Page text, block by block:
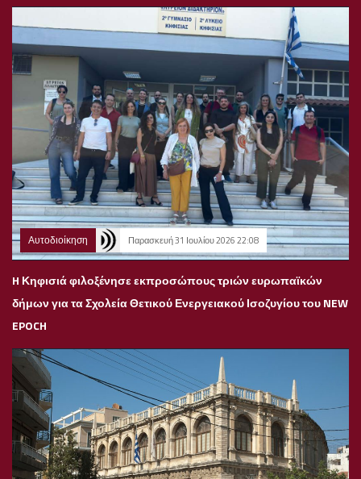
Αυτοδιοίκηση Παρασκευή 31 Ιουλίου 2026 22:08
H Κηφισιά φιλοξένησε εκπροσώπους τριών ευρωπαϊκών
δήμων για τα Σχολεία Θετικού Ενεργειακού Ισοζυγίου του NEW
EPOCH